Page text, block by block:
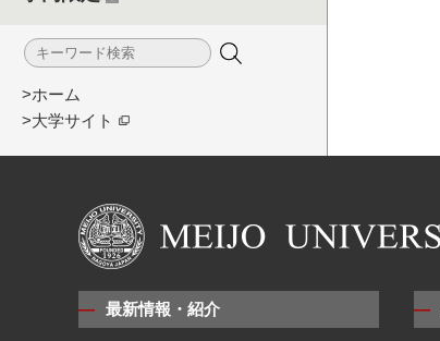
>ホーム
>大学サイト
最新情報・紹介